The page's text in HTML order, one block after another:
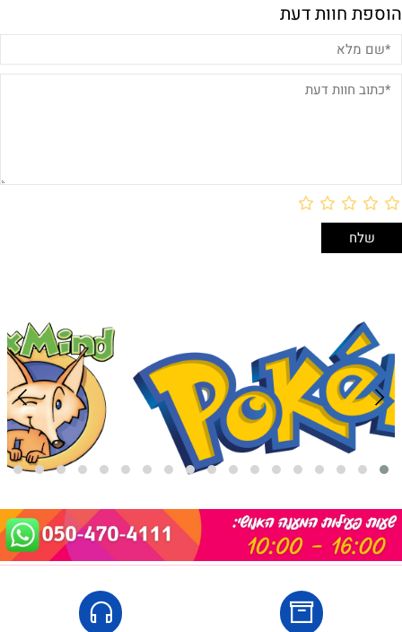
הוספת חוות דעת